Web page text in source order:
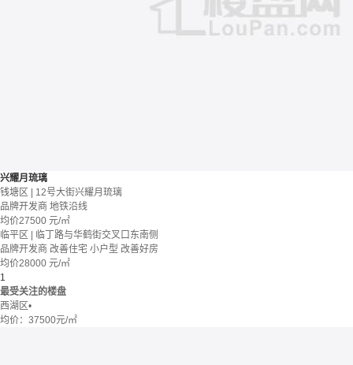
兴耀月琉璃
钱塘区 | 12号大街兴耀月琉璃
品牌开发商 地铁沿线
均价27500 元/㎡
临平区 | 临丁路与华鹤街交叉口东南侧
品牌开发商 改善住宅 小户型 改善好房
均价28000 元/㎡
1
最受关注的楼盘
西湖区•
均价： 37500元/㎡